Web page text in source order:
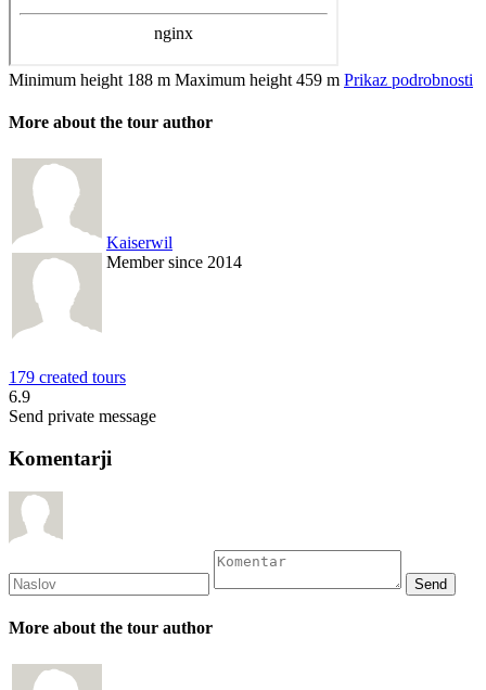
Minimum height 188 m Maximum height 459 m Prikaz podrobnosti
More about the tour author
Kaiserwil
Member since 2014
179 created tours
6.9
Send private message
Komentarji
More about the tour author